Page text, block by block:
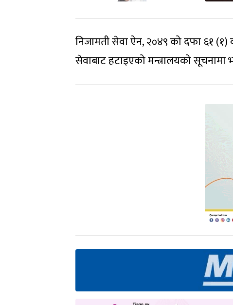
निजामती सेवा ऐन, २०४९ को दफा ६१ (१)
सेवाबाट हटाइएको मन्त्रालयको सूचनामा